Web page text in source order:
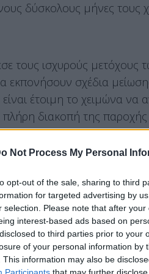
Not Process My Personal
opt-out of the sale, sharing to third
for targeted advertising by
selection. Please note that after
interest-based ads based on
to third parties prior to your
of your personal information by
This information may also be
Participants that may further
δύσκολους μήνες τους
τους ισχυρούς μετόχους
εκπονήσουν σχέδια
έτοιμη το χειμώνα να
πλήρη διακοπή της
του energypress,
για εξοικονόμηση
είναι οι μεγαλύτεροι
αυτό να αποφύγει τις
σενάριο